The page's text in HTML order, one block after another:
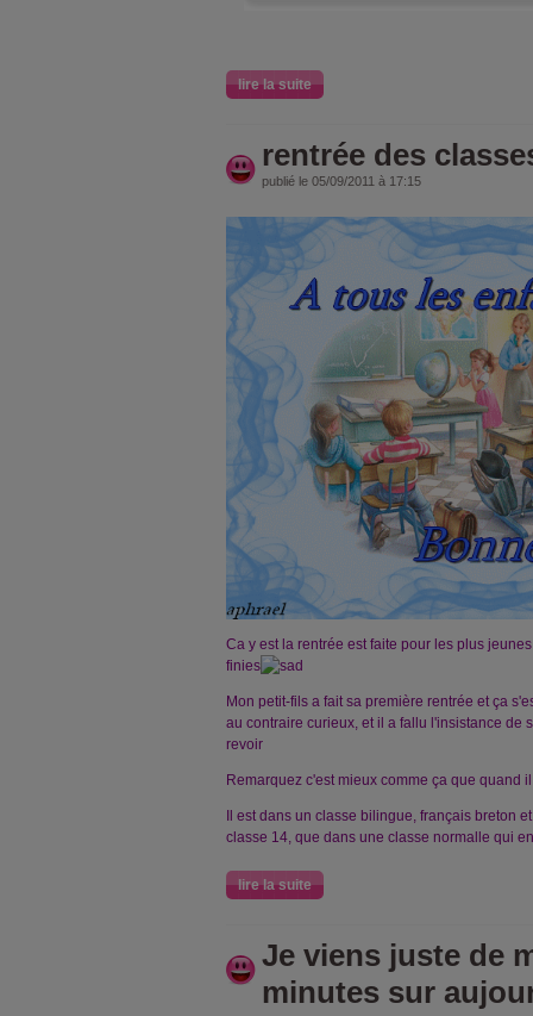
lire la suite
rentrée des
publié le 05/09/2011 à 17:15
Ca y est la rentrée est faite pour les plus
finies
Mon petit-fils a fait sa première rentrée et ça
au contraire curieux, et il a fallu l'insistance de
revoir
Remarquez c'est mieux comme ça que quand
Il est dans un classe bilingue, français breton
classe 14, que dans une classe normalle qui
lire la suite
Je viens juste de
minutes sur